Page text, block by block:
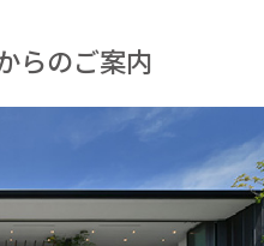
らのご案内